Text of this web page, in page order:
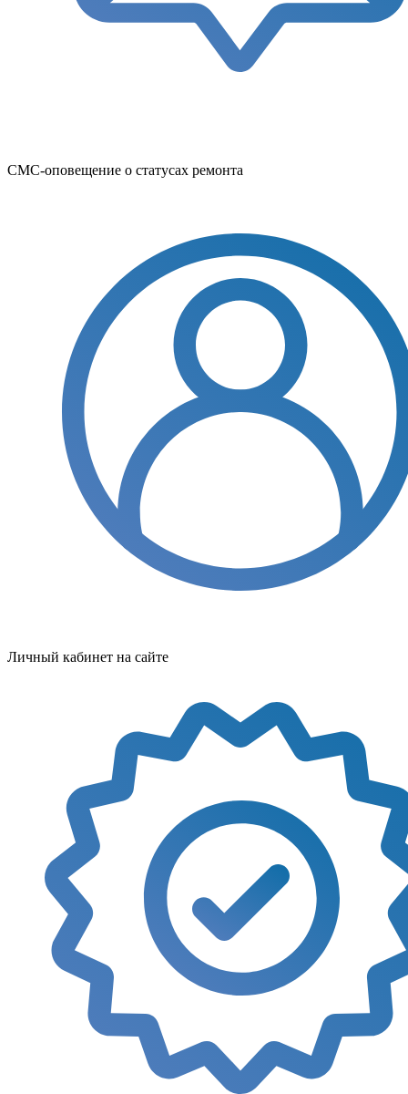
СМС-оповещение о статусах ремонта
Личный кабинет на сайте